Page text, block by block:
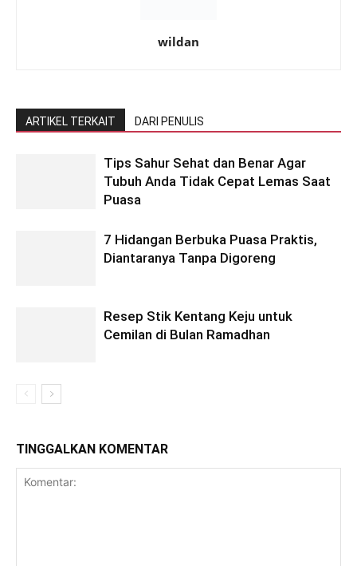
wildan
ARTIKEL TERKAIT DARI PENULIS
Tips Sahur Sehat dan Benar Agar
Tubuh Anda Tidak Cepat Lemas Saat
Puasa
7 Hidangan Berbuka Puasa Praktis,
Diantaranya Tanpa Digoreng
Resep Stik Kentang Keju untuk
Cemilan di Bulan Ramadhan
TINGGALKAN KOMENTAR